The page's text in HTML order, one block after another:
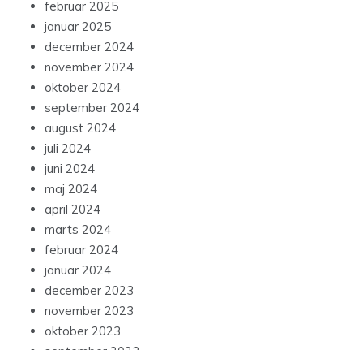
februar 2025
januar 2025
december 2024
november 2024
oktober 2024
september 2024
august 2024
juli 2024
juni 2024
maj 2024
april 2024
marts 2024
februar 2024
januar 2024
december 2023
november 2023
oktober 2023